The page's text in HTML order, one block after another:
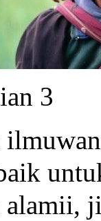
3
alamii,